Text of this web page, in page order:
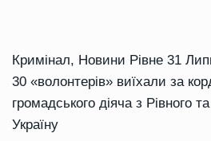
Кримінал, Новини Рівне 31
30 «волонтерів» виїхали за
громадського діяча з Рівного
Україну